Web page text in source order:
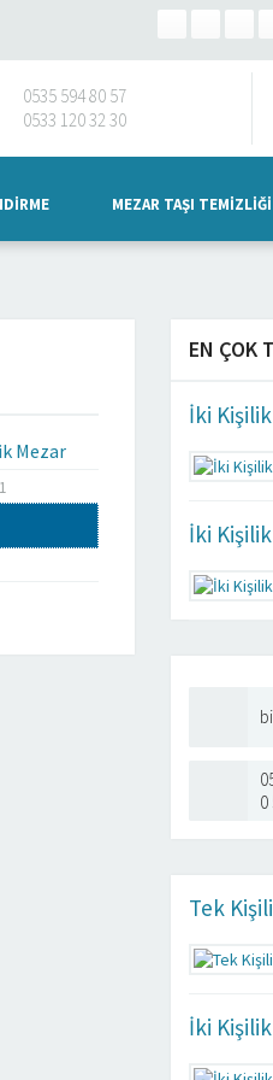
0535 594 80 57
0533 120 32 30
MEZAR TAŞI TEMIZLIĞI
Mezar
EN ÇOK
İki
İki
0
Tek
İki